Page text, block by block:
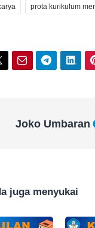
prota kurikulum
Joko Umbaran
juga menyukai